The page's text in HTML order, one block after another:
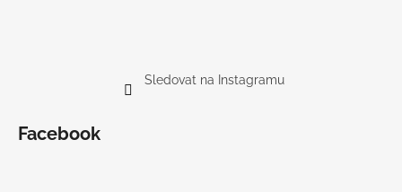
Sledovat na Instagramu
Facebook